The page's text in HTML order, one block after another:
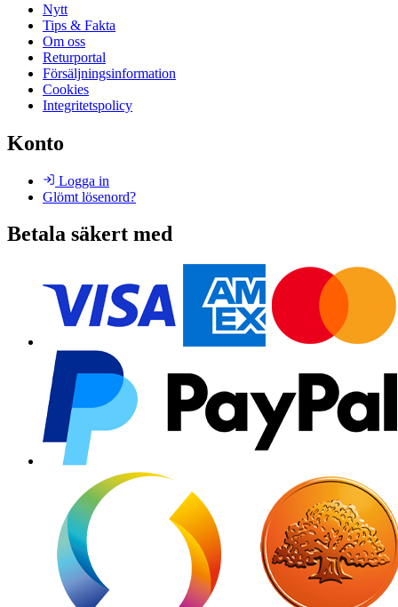
Nytt
Tips & Fakta
Om oss
Returportal
Försäljningsinformation
Cookies
Integritetspolicy
Konto
Logga in
Glömt lösenord?
Betala säkert med